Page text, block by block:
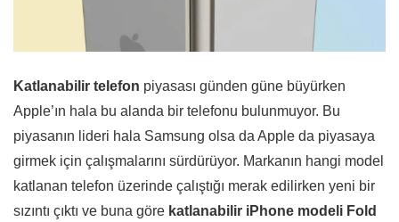
Katlanabilir telefon piyasası günden güne büyürken
Apple’ın hala bu alanda bir telefonu bulunmuyor. Bu
piyasanın lideri hala Samsung olsa da Apple da piyasaya
girmek için çalışmalarını sürdürüyor. Markanın hangi model
katlanan telefon üzerinde çalıştığı merak edilirken yeni bir
sızıntı çıktı ve buna göre katlanabilir iPhone modeli Fold